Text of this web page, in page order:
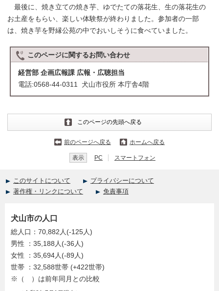
最後に、焼き立ての焼き芋、ゆでたての落花生、生の落花生の
お土産をもらい、楽しい体験祭が終わりました。参加者の一部
は、焼き芋を野縁公苑の中でおいしそうに食べていました。
このページに関するお問い合わせ
経営部 企画広報課 広報・広聴担当
電話:0568-44-0311 犬山市役所 本庁舎4階
このページの先頭へ戻る
前のページへ戻る ホームへ戻る
表示 PC スマートフォン
このサイトについて
プライバシーについて
著作権・リンクについて
免責事項
犬山市の人口
総人口：70,882人(-125人)
男性 ：35,188人(-36人)
女性 ：35,694人(-89人)
世帯 ：32,588世帯 (+422世帯)
※（ ）は前年同月との比較